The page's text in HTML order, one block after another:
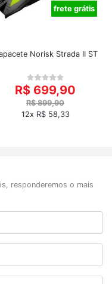
frete grátis
Norisk Strada II ST
R$ 699,90
R$ 899,90
12x R$ 58,33
responderemos o mais